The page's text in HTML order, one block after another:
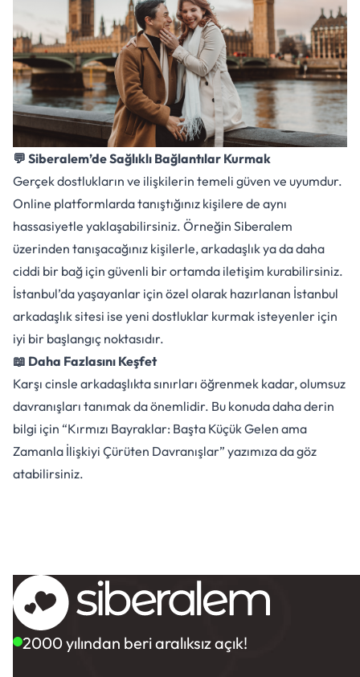
💬 Siberalem’de Sağlıklı Bağlantılar Kurmak
Gerçek dostlukların ve ilişkilerin temeli güven ve uyumdur.
Online platformlarda tanıştığınız kişilere de aynı
hassasiyetle yaklaşabilirsiniz. Örneğin Siberalem
üzerinden tanışacağınız kişilerle, arkadaşlık ya da daha
ciddi bir bağ için güvenli bir ortamda iletişim kurabilirsiniz.
İstanbul’da yaşayanlar için özel olarak hazırlanan İstanbul
arkadaşlık sitesi ise yeni dostluklar kurmak isteyenler için
iyi bir başlangıç noktasıdır.
📖 Daha Fazlasını Keşfet
Karşı cinsle arkadaşlıkta sınırları öğrenmek kadar, olumsuz
davranışları tanımak da önemlidir. Bu konuda daha derin
bilgi için “Kırmızı Bayraklar: Başta Küçük Gelen ama
Zamanla İlişkiyi Çürüten Davranışlar” yazımıza da göz
atabilirsiniz.
2000 yılından beri aralıksız açık!